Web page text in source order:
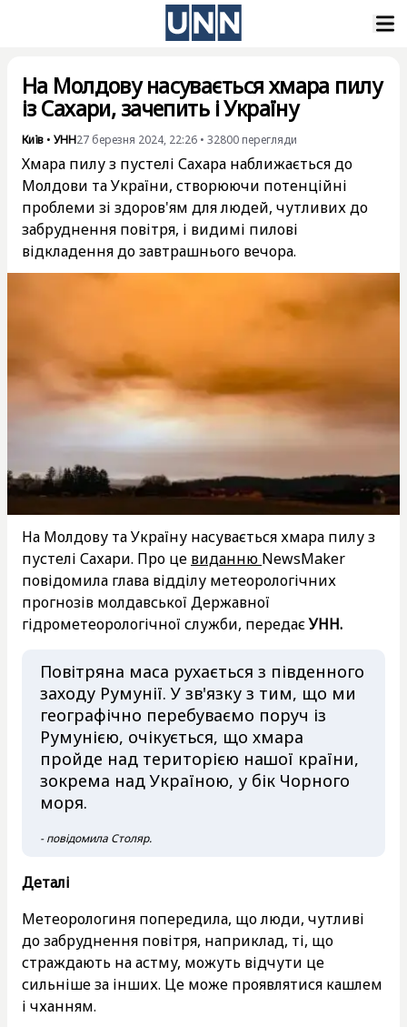
На Молдову насувається хмара пилу
із Сахари, зачепить і Україну
Київ • УНН27 березня 2024, 22:26 • 32800 перегляди
Хмара пилу з пустелі Сахара наближається до
Молдови та України, створюючи потенційні
проблеми зі здоров'ям для людей, чутливих до
забруднення повітря, і видимі пилові
відкладення до завтрашнього вечора.
На Молдову та Україну насувається хмара пилу з
пустелі Сахари. Про це виданню NewsMaker
повідомила глава відділу метеорологічних
прогнозів молдавської Державної
гідрометеорологічної служби, передаєУНН.
Повітряна маса рухається з південного
заходу Румунії. У зв'язку з тим, що ми
географічно перебуваємо поруч із
Румунією, очікується, що хмара
пройде над територією нашої країни,
зокрема над Україною, у бік Чорного
моря.
- повідомила Столяр.
Деталі
Метеорологиня попередила, що люди, чутливі
до забруднення повітря, наприклад, ті, що
страждають на астму, можуть відчути це
сильніше за інших. Це може проявлятися кашлем
і чханням.